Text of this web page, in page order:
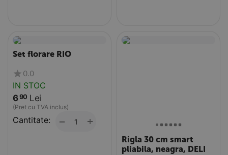
Set florare RIO
0.0
IN STOC
690 Lei
(Pret cu TVA inclus)
Cantitate: +
−
Rigla 30 cm smart
pliabila, neagra, DELI